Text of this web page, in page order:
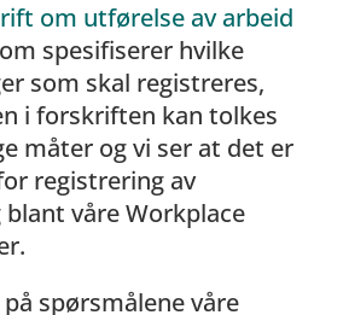
om utførelse av arbeid
spesifiserer hvilke
som skal registreres,
i forskriften kan tolkes
måter og vi ser at det er
registrering av
våre Workplace
på spørsmålene våre